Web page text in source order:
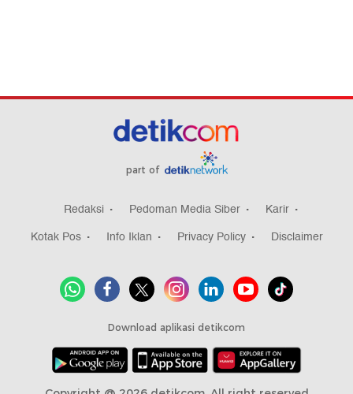
part of
Redaksi Pedoman Media Siber
Karir
Kotak Pos
Info Iklan Privacy Policy Disclaimer
Download aplikasi detikcom